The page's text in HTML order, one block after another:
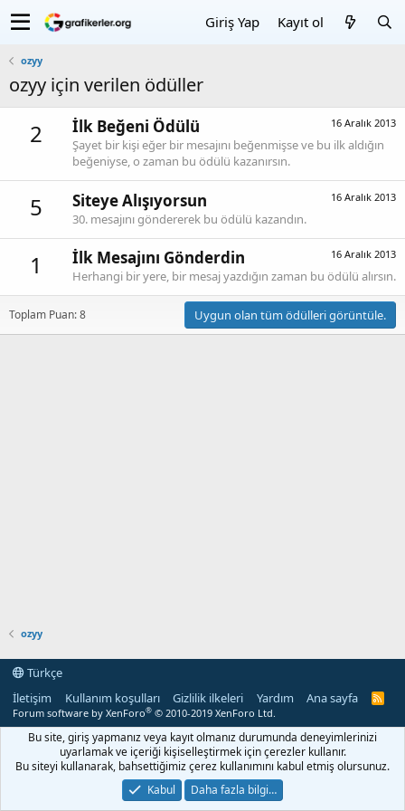
Giriş Yap Kayıt ol
ozyy
ozyy için verilen ödüller
2 16 Aralık 2013
İlk Beğeni Ödülü
Şayet bir kişi eğer bir mesajını beğenmişse ve bu ilk aldığın
beğeniyse, o zaman bu ödülü kazanırsın.
5 16 Aralık 2013
Siteye Alışıyorsun
30. mesajını göndererek bu ödülü kazandın.
1 16 Aralık 2013
İlk Mesajını Gönderdin
Herhangi bir yere, bir mesaj yazdığın zaman bu ödülü alırsın.
Toplam Puan: 8 Uygun olan tüm ödülleri görüntüle.
ozyy
Türkçe
İletişim
Kullanım koşulları Gizlilik ilkeleri Yardım Ana sayfa
R
Forum software by XenForo® © 2010-2019 XenForo Ltd.
Bu site, giriş yapmanız veya kayıt olmanız durumunda deneyimlerinizi
uyarlamak ve içeriği kişiselleştirmek için çerezler kullanır.
Bu siteyi kullanarak, bahsettiğimiz çerez kullanımını kabul etmiş olursunuz.
Kabul
Daha fazla bilgi…